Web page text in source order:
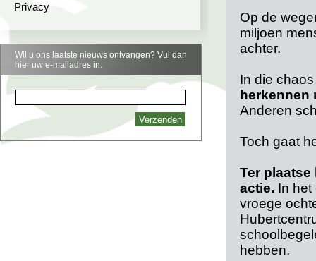
Privacy
Wil u ons laatste nieuws ontvangen? Vul dan
hier uw e-mailadres in.
Op de
miljoen
achter.
In die
herkennen
Anderen
Toch gaat
Ter plaatse
actie. In het
vroege
hebben.